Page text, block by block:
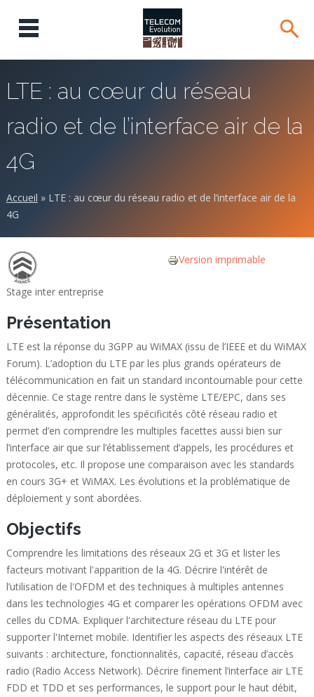
LTE : au cœur du réseau
radio et de l’interface air de la
4G
Accueil » LTE : au cœur du réseau radio et de l’interface air de la
4G
Version imprimable
Stage inter entreprise
Présentation
LTE est la réponse du 3GPP au WiMAX (issu de l’IEEE et du WiMAX
Forum). L’adoption du LTE par les plus grands opérateurs de
télécommunication en fait un standard incontournable pour cette
décennie. Ce stage rentre dans le système LTE/EPC, dans ses
généralités, approfondit les spécificités côté réseau radio et
permet d’en comprendre les multiples facettes aussi bien sur
l’interface air que sur l’établissement d’appels, les procédures et
protocoles, etc. Il propose une comparaison avec les standards
en cours 3G+ et WiMAX. Les évolutions et la problématique de
déploiement y sont abordées.
Objectifs
Comprendre les limitations des réseaux 2G et 3G et lister les
facteurs motivant l'apparition de la 4G. Décrire l'intérêt de
l’utilisation de l'OFDM et des techniques à multiples antennes
dans les technologies 4G et comparer les opérations OFDM avec
celles du CDMA. Expliquer l'architecture réseau du LTE pour
supporter l'Internet mobile. Identifier les aspects des réseaux LTE
suivants : architecture, fonctionnalités, capacité, réseau d’accès
radio (Radio Access Network). Décrire finement l’interface air LTE
FDD et TDD et ses performances, le support pour le haut débit,